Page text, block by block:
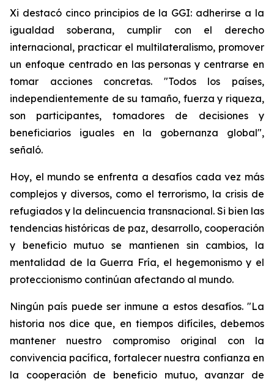
Xi destacó cinco principios de la GGI: adherirse a la
igualdad soberana, cumplir con el derecho
internacional, practicar el multilateralismo, promover
un enfoque centrado en las personas y centrarse en
tomar acciones concretas. "Todos los países,
independientemente de su tamaño, fuerza y riqueza,
son participantes, tomadores de decisiones y
beneficiarios iguales en la gobernanza global",
señaló.
Hoy, el mundo se enfrenta a desafíos cada vez más
complejos y diversos, como el terrorismo, la crisis de
refugiados y la delincuencia transnacional. Si bien las
tendencias históricas de paz, desarrollo, cooperación
y beneficio mutuo se mantienen sin cambios, la
mentalidad de la Guerra Fría, el hegemonismo y el
proteccionismo continúan afectando al mundo.
Ningún país puede ser inmune a estos desafíos. "La
historia nos dice que, en tiempos difíciles, debemos
mantener nuestro compromiso original con la
convivencia pacífica, fortalecer nuestra confianza en
la cooperación de beneficio mutuo, avanzar de